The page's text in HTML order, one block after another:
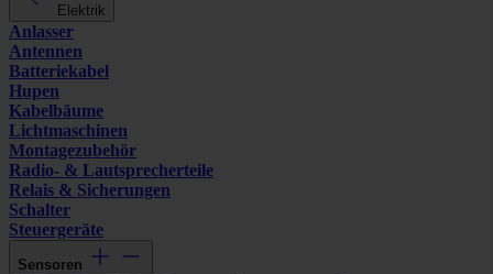
Elektrik
Anlasser
Antennen
Batteriekabel
Hupen
Kabelbäume
Lichtmaschinen
Montagezubehör
Radio- & Lautsprecherteile
Relais & Sicherungen
Schalter
Steuergeräte
Sensoren